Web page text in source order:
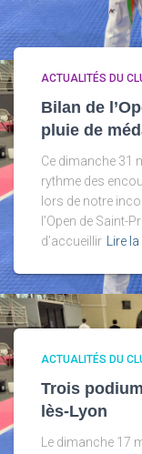
ACTUALITÉS DU
Bilan de
pluie de
Ce dimanche 31
rythme des
lors de notre
l’Open de Saint-
d’accueillir
Lire
ACTUALITÉS DU
Trois
lès-Lyon
Le dimanche 17